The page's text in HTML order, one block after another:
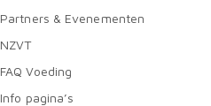
Partners & Evenementen
NZVT
FAQ Voeding
Info pagina’s